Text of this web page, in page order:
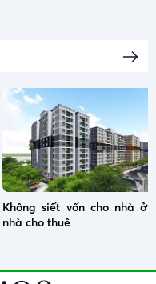
Không siết vốn cho nhà ở
nhà cho thuê